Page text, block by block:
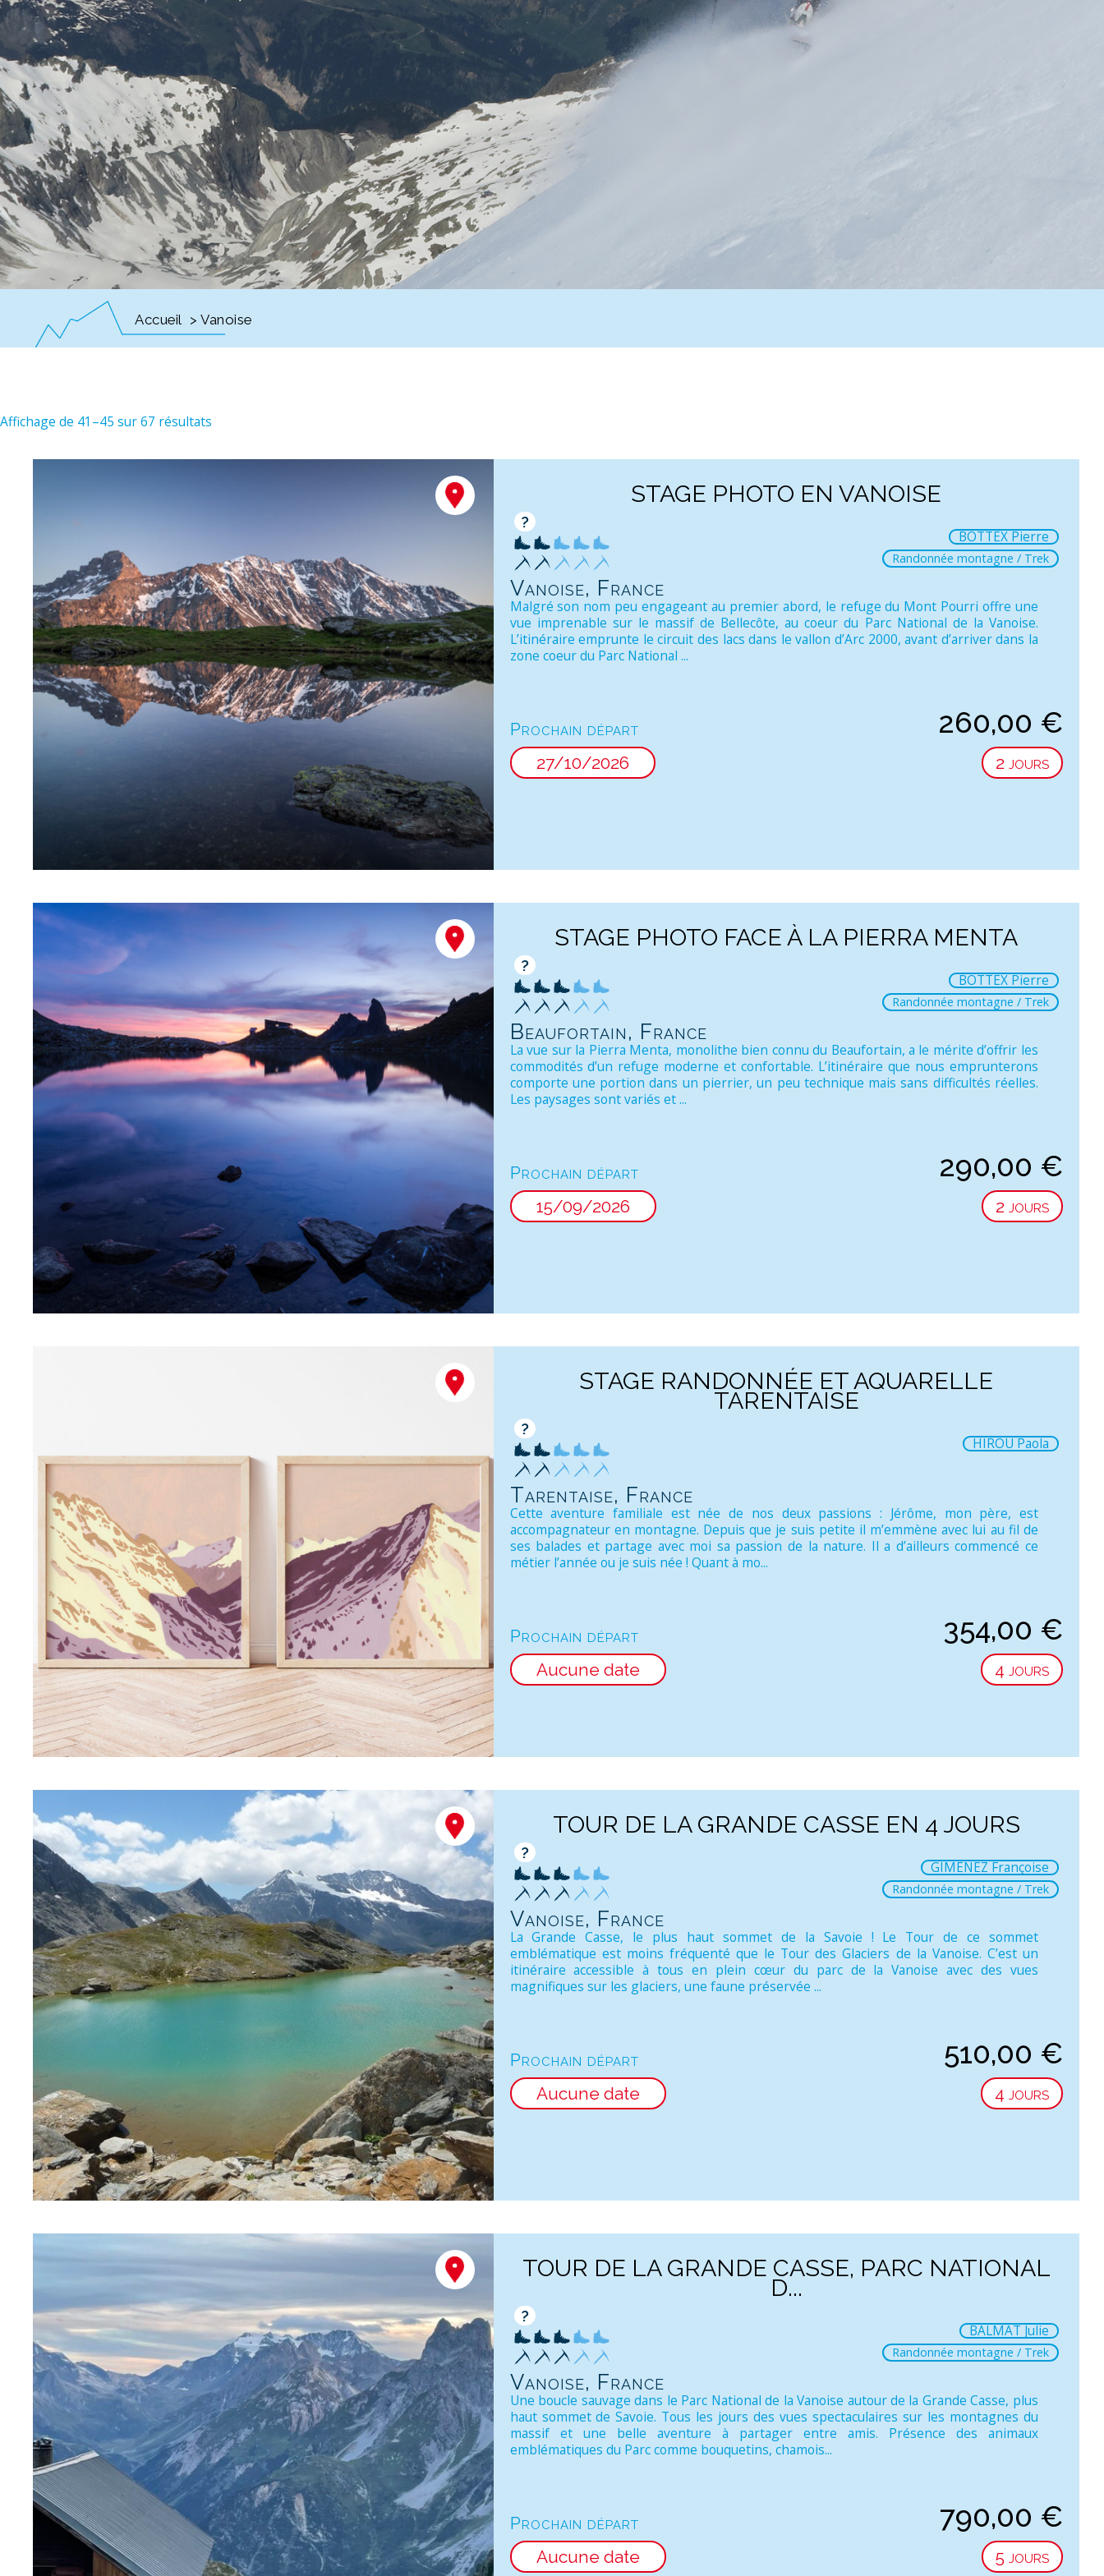
Accueil > Vanoise
Affichage de 41–45 sur 67 résultats
STAGE PHOTO EN VANOISE
?
Vanoise, France
BOTTEX Pierre
Randonnée montagne / Trek
Malgré son nom peu engageant au premier abord, le refuge du Mont Pourri offre une
vue imprenable sur le massif de Bellecôte, au coeur du Parc National de la Vanoise.
L’itinéraire emprunte le circuit des lacs dans le vallon d’Arc 2000, avant d’arriver dans la
zone coeur du Parc National ...
Prochain départ
27/10/2026
260,00 €
2 jours
STAGE PHOTO FACE À LA PIERRA MENTA
?
Beaufortain, France
BOTTEX Pierre
Randonnée montagne / Trek
La vue sur la Pierra Menta, monolithe bien connu du Beaufortain, a le mérite d’offrir les
commodités d’un refuge moderne et confortable. L’itinéraire que nous emprunterons
comporte une portion dans un pierrier, un peu technique mais sans difficultés réelles.
Les paysages sont variés et ...
Prochain départ
15/09/2026
290,00 €
2 jours
STAGE RANDONNÉE ET AQUARELLE
TARENTAISE
?
Tarentaise, France
HIROU Paola
Cette aventure familiale est née de nos deux passions : Jérôme, mon père, est
accompagnateur en montagne. Depuis que je suis petite il m’emmène avec lui au fil de
ses balades et partage avec moi sa passion de la nature. Il a d’ailleurs commencé ce
métier l’année ou je suis née ! Quant à mo...
Prochain départ
Aucune date
354,00 €
4 jours
TOUR DE LA GRANDE CASSE EN 4 JOURS
?
Vanoise, France
GIMENEZ Françoise
Randonnée montagne / Trek
La Grande Casse, le plus haut sommet de la Savoie ! Le Tour de ce sommet
emblématique est moins fréquenté que le Tour des Glaciers de la Vanoise. C’est un
itinéraire accessible à tous en plein cœur du parc de la Vanoise avec des vues
magnifiques sur les glaciers, une faune préservée ...
Prochain départ
Aucune date
510,00 €
4 jours
TOUR DE LA GRANDE CASSE, PARC NATIONAL
D...
?
Vanoise, France
BALMAT Julie
Randonnée montagne / Trek
Une boucle sauvage dans le Parc National de la Vanoise autour de la Grande Casse, plus
haut sommet de Savoie. Tous les jours des vues spectaculaires sur les montagnes du
massif et une belle aventure à partager entre amis. Présence des animaux
emblématiques du Parc comme bouquetins, chamois...
Prochain départ
Aucune date
790,00 €
5 jours